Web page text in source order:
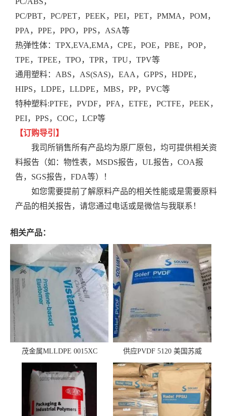
PC/PBT，PC/PET，PEEK，PEI，PET，PMMA，POM，
PPA，PPE，PPO，PPS，ASA等
热弹性体： TPX,EVA,EMA，CPE，POE，PBE，POP，
TPE，TPEE，TPO，TPR，TPU，TPV等
通用塑料： ABS，AS(SAS)，EAA，GPPS，HDPE，
HIPS，LDPE，LLDPE，MBS，PP，PVC等
特种塑料:PTFE，PVDF，PFA，ETFE，PCTFE，PEEK，
PEI，PPS，COC，LCP等
【订购导引】
我司所销售所有产品均为原厂原包，均可提供相关资
料报告（如：物性表，MSDS报告，UL报告，COA报
告，SGS报告，FDA等）！
如您需要提前了解原料产品的相关性能或是需要原料
产品的相关报告，请您通过电话或是微信与我联系！
相关产品：
茂金属MLLDPE 0015XC
0019XC 现货
供应PVDF 5120 美国苏威